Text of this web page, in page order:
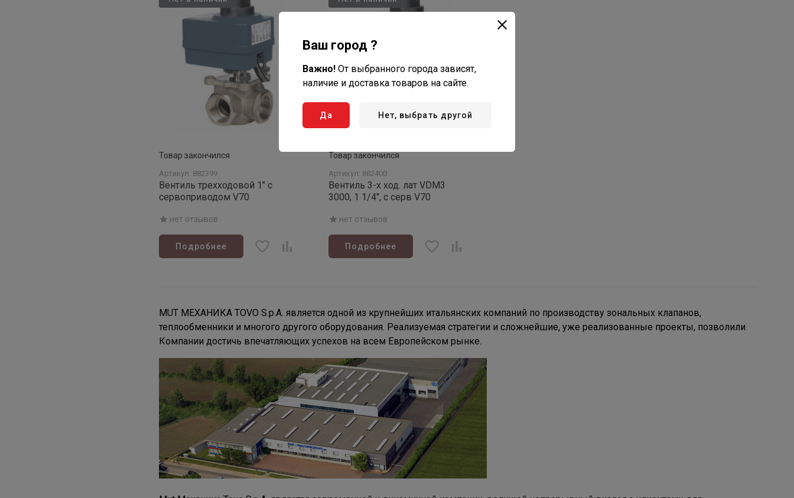
Товар закончился
Артикул: 882399
Вентиль трехходовой 1" с
сервоприводом V70
нет отзывов
Подробнее
Товар закончился
Артикул: 882400
Вентиль 3-х ход. лат VDM3
3000, 1 1/4", с серв V70
нет отзывов
Подробнее
MUT МЕХАНИКА TOVO S.p.A. является одной из крупнейших итальянских компаний по производству зональных клапанов,
теплообменники и многого другого оборудования. Реализуемая стратегии и сложнейшие, уже реализованные проекты, позволили
Компании достичь впечатляющих успехов на всем Европейском рынке.
Ваш город ?
Важно! От выбранного города зависят,
наличие и доставка товаров на сайте.
Да Нет, выбрать другой